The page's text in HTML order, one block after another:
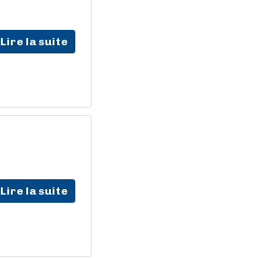
Lire la suite
Lire la suite